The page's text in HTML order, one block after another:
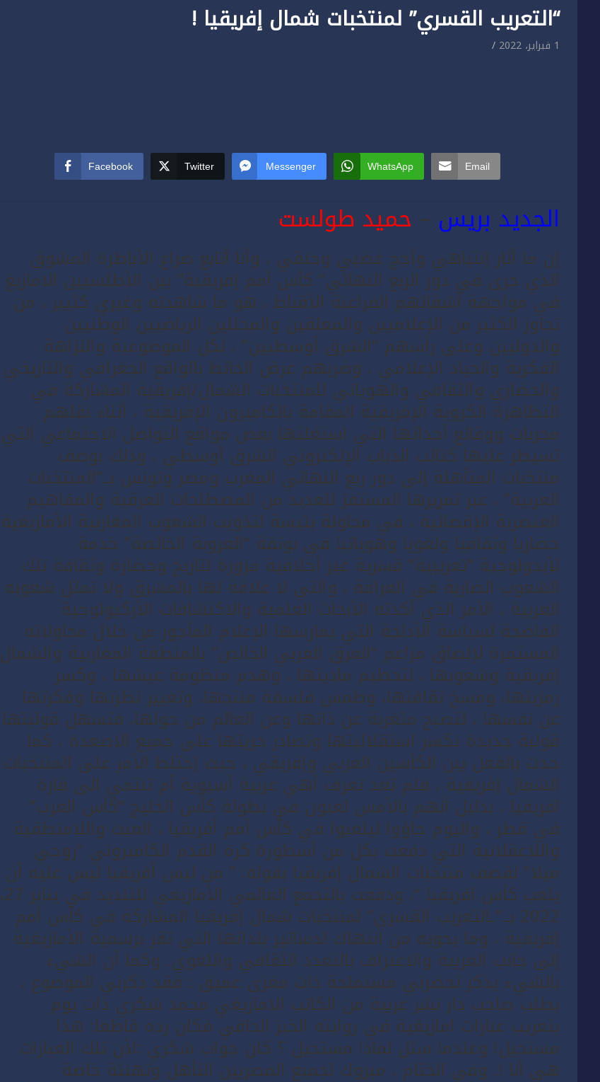
“التعريب القسري” لمنتخبات شمال إفريقيا !
1 فبراير، 2022
Facebook Twitter Messenger WhatsApp Email
الجديد بريس – حميد طولست
إن ما أثار إنتباهي وأجج غضبي وحنقي ، وأنا أتابع صراع الأباطرة المشوق
الذي جرى في دور الربع النهائي” كأس أمم إفريقية” بين الأطلسيين الامازيغ
في مواجهة أشقائهم الفراعنة الأقباط ، هو ما شاهدته وغيري كثيير ، من
تجاوز الكثير من الإعلاميين والمعلقين والمحللين الرياضيين الوطنيين
والدوليين وعلى رأسهم “الشرق أوسطيين” ، لكل الموضوعية والنزاهة
الفكرية والحياد الإعلامي ، وضربهم عرض الحائط بالواقع الجغرافي والتاريخي
والحضاري والثقافي والهوياتي للمنتخبات الشمال/إفريقية المشاركة في
التظاهرة الكروية الإفريقية المقامة بالكاميرون الإفريقية ، أثناء نقلهم
مجريات ووقائع أحداثها التي استغلتها بعض مواقع التواصل الاجتماعي التي
تسيطر عليها كتائب الذباب الإلكتروني الشرق أوسطي ، وذلك بوصف
منتخبات المتأهلة إلى دور ربع النهائي المغرب ومصر وتونس بــ”المنتخبات
العربية” ، عبر تمريرها المستفز للعديد من المصطلحات العرقية والمفاهيم
العنصرية الإقصائية ، في محاولة بئيسة لتذويب الشعوب المغاربية الأمازيغية
حضاريا وثقافيا ولغويا وهوياتيا في بوتقة “العروبة الخالصة” خدمة
لأيدولوجية “تعريبية” قسرية غير أخلاقية مزورة لتاريخ وحضارة وثقافة تلك
الشعوب الضاربة في العراقة ، والتي لا علاقة لها بالمشرق ولا تمثل شعوبه
العربية ، الأمر الذي أكدته الأبحاث العلمية والاكتشافات الأركيولوجية
الفاضحة لسياسة الأدلجة التي يمارسها الإعلام المأجور من خلال محاولاته
المستمرة لإلصاق مزاعم “العرق العربي الخالص” بالمنطقة المغاربية والشمال
إفريقية وشعوبها ، لتحطيم ماديتها ، وهدم منظومة عيشها ، وكسر
رمزيتها، ومسخ تقافتها، وطمس فلسفة منتجها، وتغيير نظرتها وفكرتها
عن نفسها ، لتصبح متغربة عن ذاتها وعن العالم من حولها، فتسهل قولبتها
قولبة جديدة تكسر استقلاليتها وتصادر حريتها على جميع الاصعدة ، كما
حدث بالفعل بين الكأسين العربي وإفريقي ، حيث إختلط الأمر على المنتخبات
الشمال إفريقية ، فلم تعد تعرف أهي عربية أسيوية أم تنتمي الى قارة
افريقيا ، بدليل أنهم بالأمس لعبون في بطولة كأس الخليج “كأس العرب”
في قطر ، واليوم جاؤوا ليلعبوا في كأس أمم أفريقيا ، العبث واللامنطقية
واللاعقلانية التي دفعت بكل من أسطورة كرة القدم الكاميروني “روجي
ميلا” لقصف منتخبات الشمال إفريقيا بقوله: ” من ليس أفريقيا ليس عليه أن
يلعب كأس افريقيا “، ودفعت بالتجمع العالمي الأمازيغي للتنديد في يناير 27،
2022 بــ”ـالتعريب القسري” لمنتخبات شمال إفريقيا المشاركة في كأس أمم
إفريقية ، وما يحويه من انتهاك لدساتير بلدانها التي تقر برسمية الأمازيغية
إلى جانب العربية والاعتراف بالتعدد الثقافي واللغوي. وكما أن الشيء
بالشيء يذكر تحضرني مستملحة ذات مغزى عميق : فقد ذكرني الموضوع ،
بطلب صاحب دار نشر عربية من الكاتب الامازيغي محمد شكري ذات يوم
بتعريب عبارات امازيغية في روايته الخبز الحافي فكان رده قاطعا: هذا
مستحيل! وعندما سئل لماذا مستحيل ؟ كان جواب شكري :لأن تلك العبارات
هي أنا !. وفي الختام ، مبروك لجميع المصريين التأهل وتهنئة خاصة